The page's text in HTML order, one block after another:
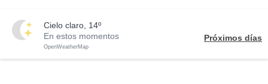
cielo claro, 14º
En estos momentos
OpenWeatherMap
Próximos días